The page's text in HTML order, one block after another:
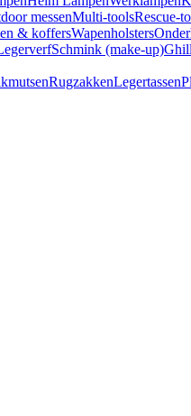
messenMulti-toolsRescue-
& koffersWapenholsters
Schmink (make-up)
RugzakkenLegertassen